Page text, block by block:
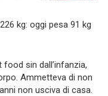
kg: oggi pesa 91 kg
sin dall’infanzia,
Ammetteva di non
non usciva di casa.